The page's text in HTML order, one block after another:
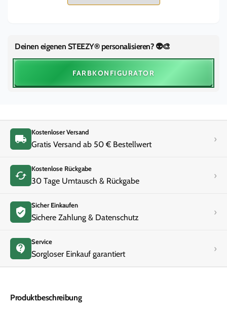
Orange&quot;
Deinen eigenen STEEZY® personalisieren? 👽🎨
FARBKONFIGURATOR
Kostenloser Versand
Gratis Versand ab 50 € Bestellwert ›
Kostenlose Rückgabe
30 Tage Umtausch & Rückgabe ›
Sicher Einkaufen
Sichere Zahlung & Datenschutz ›
Service
Sorgloser Einkauf garantiert ›
Produktbeschreibung